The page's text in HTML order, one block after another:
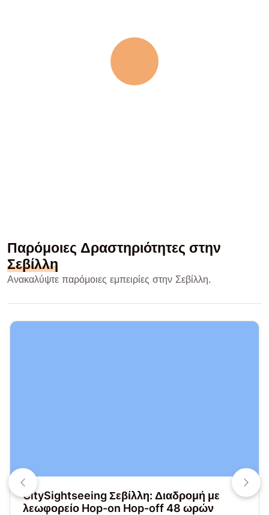
Παρόμοιες Δραστηριότητες στην
Σεβίλλη
Ανακαλύψτε παρόμοιες εμπειρίες στην Σεβίλλη.
CitySightseeing Σεβίλλη: Διαδρομή με
λεωφορείο Hop-on Hop-off 48 ωρών